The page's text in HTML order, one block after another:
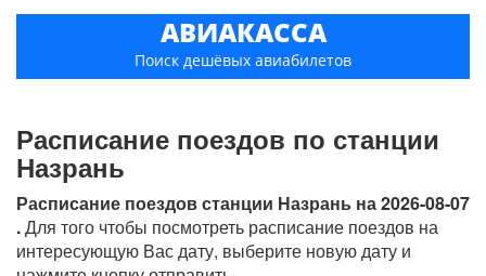
АВИАКАССА
Поиск дешёвых авиабилетов
Расписание поездов по станции
Назрань
Расписание поездов станции Назрань на 2026-08-07
.Для того чтобы посмотреть расписание поездов на
интересующую Вас дату, выберите новую дату и